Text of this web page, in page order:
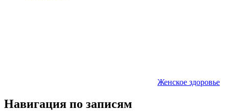
Женское здоровье
Навигация по записям